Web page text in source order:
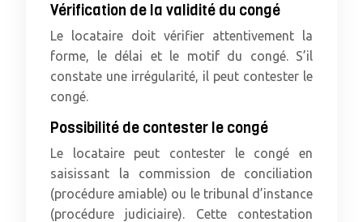
Vérification de la validité du congé
Le locataire doit vérifier attentivement la
forme, le délai et le motif du congé. S’il
constate une irrégularité, il peut contester le
congé.
Possibilité de contester le congé
Le locataire peut contester le congé en
saisissant la commission de conciliation
(procédure amiable) ou le tribunal d’instance
(procédure judiciaire). Cette contestation